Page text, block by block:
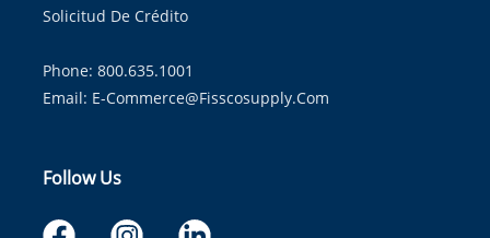
Solicitud De Crédito
Phone: 800.635.1001
Email: E-Commerce@fisscosupply.com
Follow Us